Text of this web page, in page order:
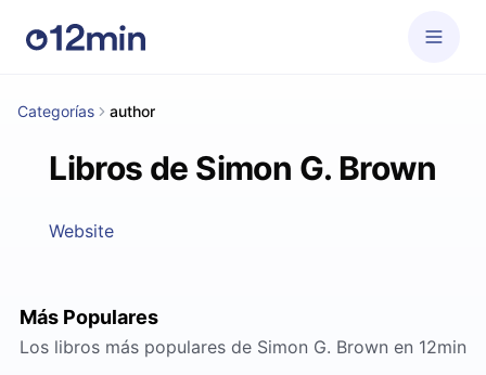
Categorías author
Libros de Simon G. Brown
Website
Más Populares
Los libros más populares de Simon G. Brown en 12min